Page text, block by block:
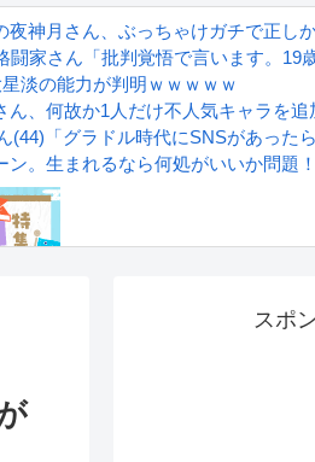
見つかり炎上
まれてる！
場 「グラニフ」コラボ全20アイテム
夜神月さん、ぶっちゃけガチで正し
闘家さん「批判覚悟で言います。
星淡の能力が判明ｗｗｗｗｗ
ん、何故か1人だけ不人気キャラを
(44)「グラドル時代にSNSがあった
ン。生まれるなら何処がいいか問題！
スポ